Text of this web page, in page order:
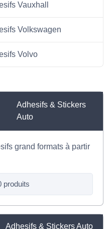
Vauxhall
Volkswagen
Volvo
Adhesifs & Stickers
Auto
grand formats à partir
produits
Adhesifs & Stickers Auto